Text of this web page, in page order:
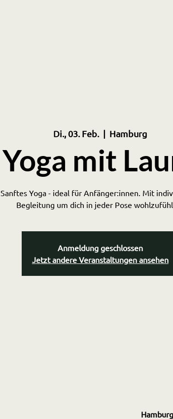
Di., 03. Feb.
  |
Hamburg
Yoga mit
Sanftes Yoga - ideal für Anfänger:innen. Mit
Begleitung um dich in jeder Pose
Anmeldung geschlossen
Jetzt andere Veranstaltungen ansehen